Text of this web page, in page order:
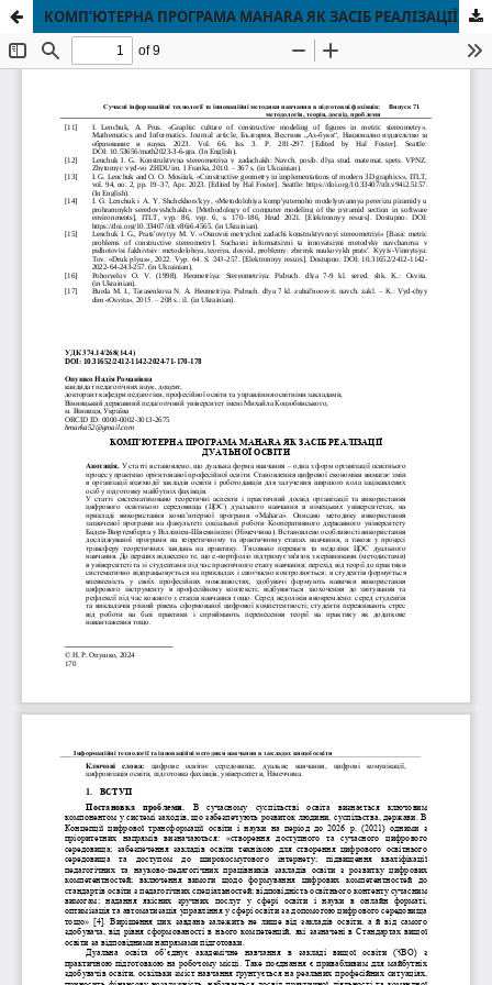
КОМП’ЮТЕРНА ПРОГРАМА MAHARA ЯК ЗАСІБ РЕАЛІЗАЦІЇ ДУАЛЬНОЇ ОСВІТИ